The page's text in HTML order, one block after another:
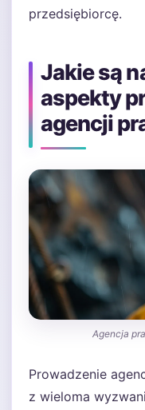
przedsiębiorcę.
Jakie są
aspekty
agencji
Agencja
Prowadzenie
z wieloma